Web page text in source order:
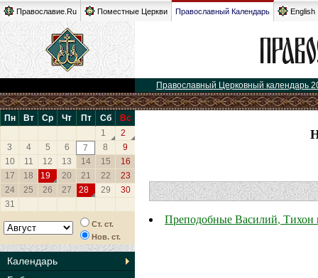
Православие.Ru Поместные Церкви Православный Календарь English
Православный Церковный календарь
Пн Вт Ср Чт Пт Сб
Вс
1
2
3
4 5 6 7 8
9
10
11 12 13 14 15
16
17
18 19 20 21 22
23
24
25 26 27 28 29
30
31
Ст. ст.
Нов. ст.
Календарь
Преподобные Василий, Тихон